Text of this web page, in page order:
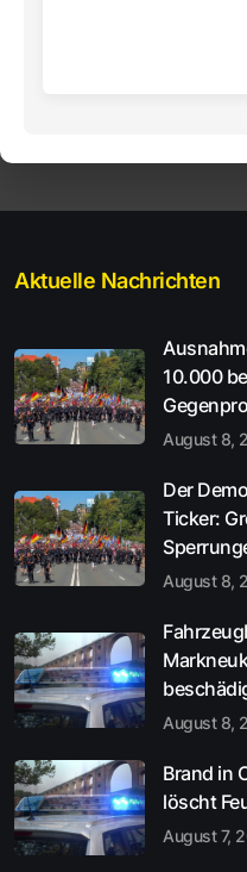
Aktuelle Nachrichten
10.000
August 8,
Der
Ticker:
August 8,
August 8,
Brand in
löscht
August 7,